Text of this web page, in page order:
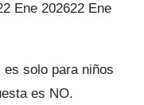
Ene 202622 Ene
solo para niños
es NO.